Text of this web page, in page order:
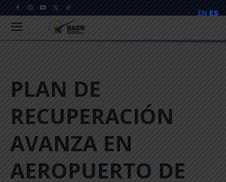
PLAN DE
RECUPERACIÓN
AVANZA EN
AEROPUERTO DE
EN ES